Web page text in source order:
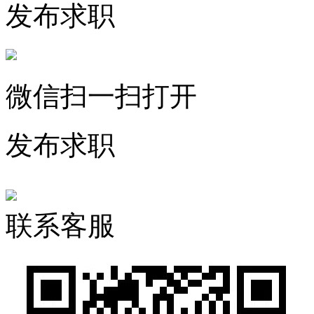
发布求职
微信扫一扫打开
发布求职
联系客服